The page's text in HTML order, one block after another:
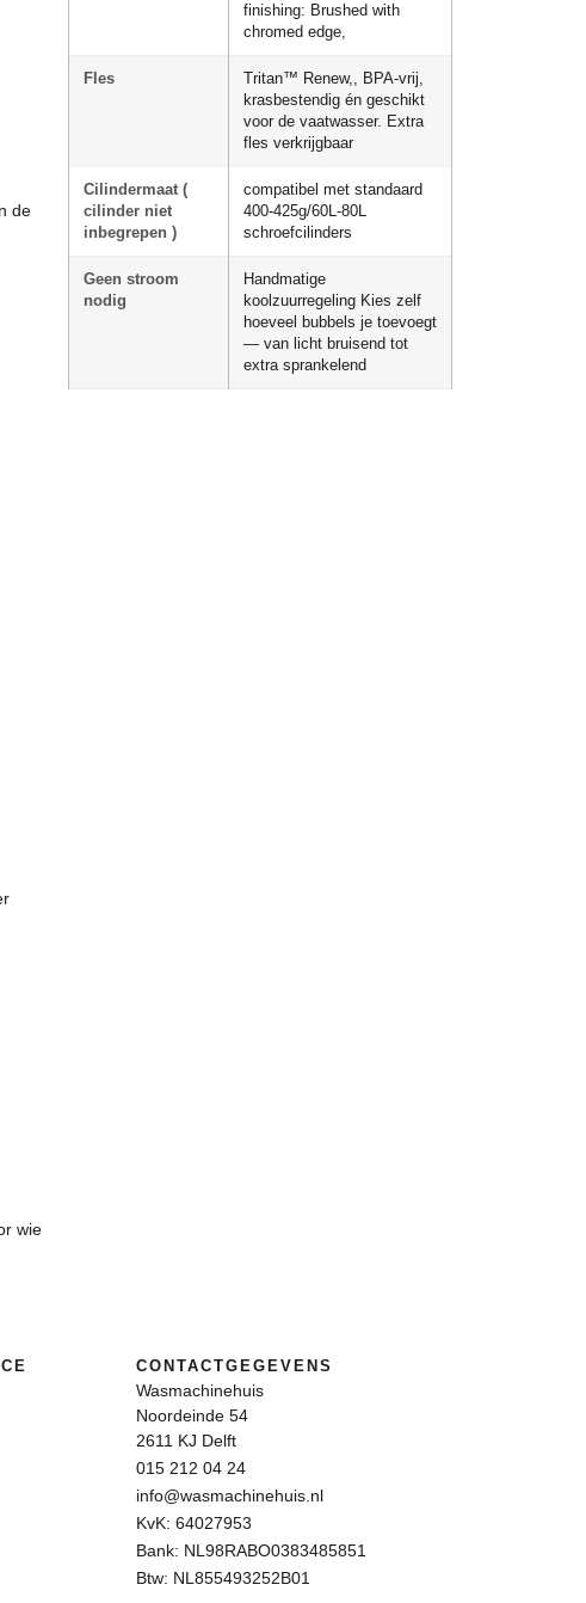
de
wie
finishing: Brushed with
chromed edge,
Fles
Tritan™ Renew,, BPA-vrij,
krasbestendig én geschikt
voor de vaatwasser. Extra
fles verkrijgbaar
Cilindermaat (
cilinder niet
inbegrepen )
compatibel met standaard
400-425g/60L-80L
schroefcilinders
Geen stroom
nodig
Handmatige
koolzuurregeling Kies zelf
hoeveel bubbels je toevoegt
— van licht bruisend tot
extra sprankelend
CONTACTGEGEVENS
Wasmachinehuis
Noordeinde 54
2611 KJ Delft
015 212 04 24
info@wasmachinehuis.nl
KvK: 64027953
Bank: NL98RABO0383485851
Btw: NL855493252B01